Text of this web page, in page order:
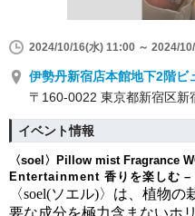
2024/10/16(水) 11:00 ～ 2024/
伊勢丹新宿店本館地下2階ビ
〒160-0022 東京都新宿区新
イベント情報
〈soel〉Pillow mist Fragrance
Entertainment 香りを楽しむ –
〈soel(ソエル)〉 は、植物の
要な成分を極力含まないホ